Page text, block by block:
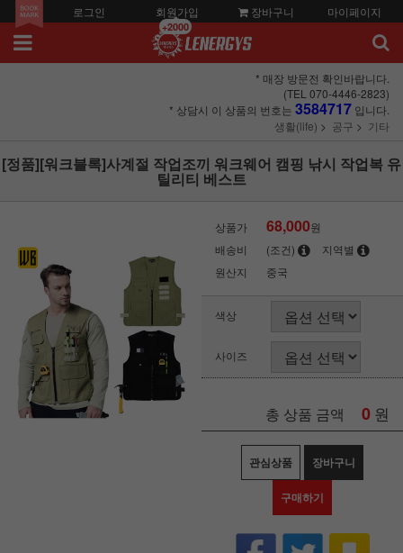
로그인 회원가입
+2000
장바구니 마이페이지
* 매장 방문전 확인바랍니다.
(TEL 070-4446-2823)
* 상담시 이 상품의 번호는 3584717 입니다.
생활(life)
공구 기타
[정품][워크블록]사계절 작업조끼 워크웨어 캠핑 낚시 작업복 유
틸리티 베스트
상품가 68,000원
배송비
(조건)
지역별
원산지
중국
색상
사이즈
총 상품 금액 0 원
관심상품 장바구니
구매하기